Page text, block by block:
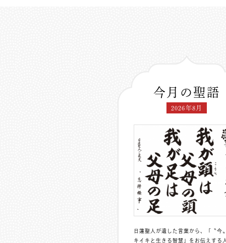
今月の聖語
2026年8月
日蓮聖人が遺した言葉から、「〝今
キイキと生きる智慧」をお伝えする